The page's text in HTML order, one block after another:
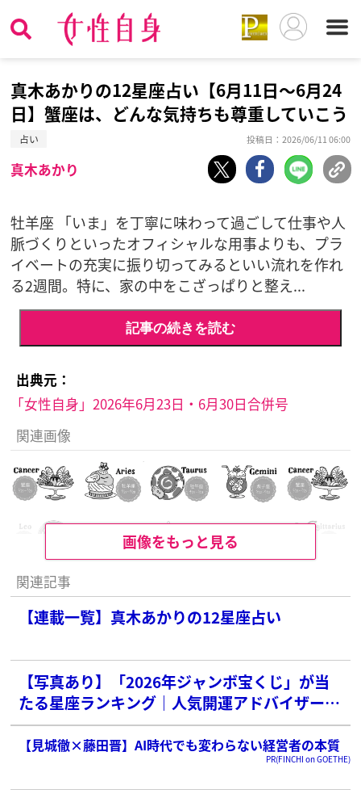
真木あかりの12星座占い【6月11日〜6月24
日】蟹座は、どんな気持ちも尊重していこう
占い 投稿日：2026/06/11 06:00
真木あかり
牡羊座 「いま」を丁寧に味わって過ごして仕事や人
脈づくりといったオフィシャルな用事よりも、プラ
イベートの充実に振り切ってみるといい流れを作れ
る2週間。特に、家の中をこざっぱりと整え...
記事の続きを読む
出典元：
「女性自身」2026年6月23日・6月30日合併号
関連画像
画像をもっと見る
関連記事
【連載一覧】真木あかりの12星座占い
【写真あり】「2026年ジャンボ宝くじ」が当
たる星座ランキング｜人気開運アドバイザーが
季節別に紹介
【見城徹×藤田晋】AI時代でも変わらない経営者の本質
PR(FINCHI on GOETHE)